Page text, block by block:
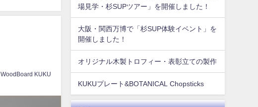
WoodBoard KUKU
場見学・杉SUPツアー」を開催しました！
大阪・関西万博で「杉SUP体験イベント」を
開催しました！
オリジナル木製トロフィー・表彰立ての製作
KUKUプレート&BOTANICAL Chopsticks